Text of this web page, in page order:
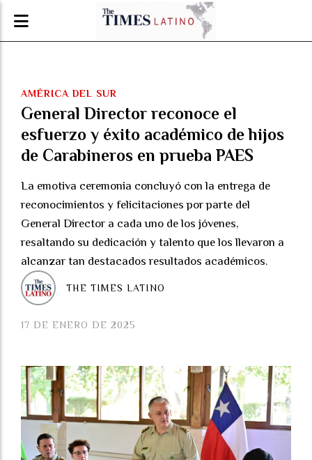
General Director reconoce el
esfuerzo y éxito académico de hijos
de Carabineros en prueba PAES
La emotiva ceremonia concluyó con la entrega de
reconocimientos y felicitaciones por parte del
General Director a cada uno de los jóvenes,
resaltando su dedicación y talento que los llevaron a
alcanzar tan destacados resultados académicos.
AMÉRICA DEL SUR
17 DE ENERO DE 2025
THE TIMES LATINO